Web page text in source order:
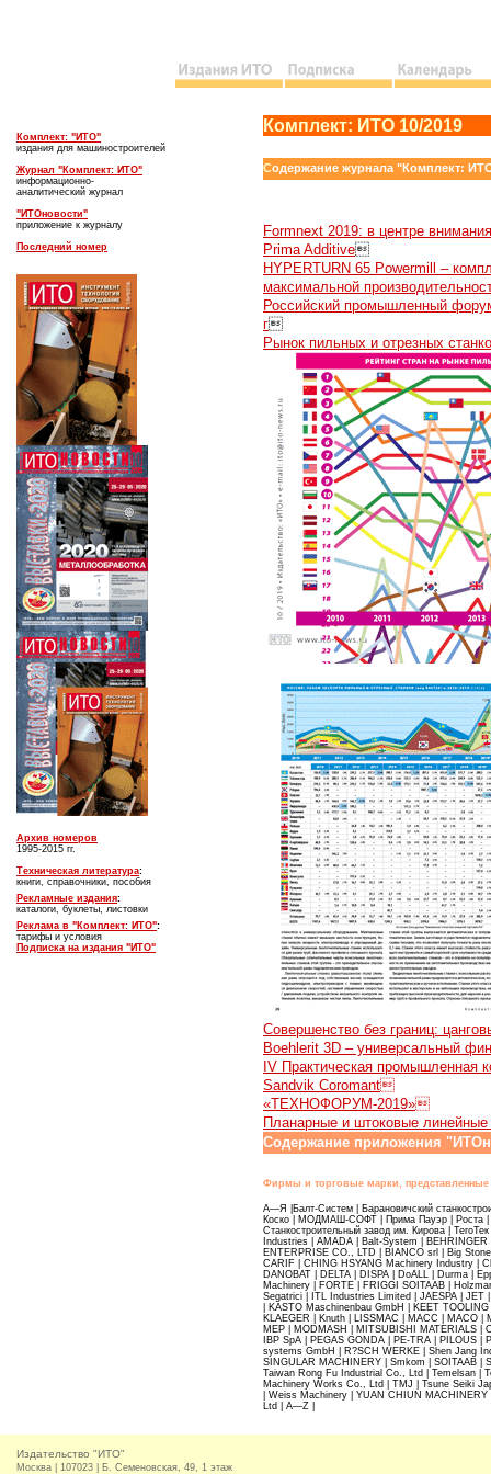
Комплект: "ИТО"
издания для машиностроителей
Журнал "Комплект: ИТО"
информационно-
аналитический журнал
"ИТОновости"
приложение к журналу
Последний номер
Архив номеров
1995-2015 гг.
Техническая литература:
книги, справочники, пособия
Рекламные издания:
каталоги, буклеты, листовки
Реклама в "Комплект: ИТО":
тарифы и условия
Подписка на издания "ИТО"
Комплект: ИТО 10/2019
Содержание журнала "Комплект:
Formnext 2019: в центре
Prima Additive
HYPERTURN 65 Powermill –
максимальной
Российский промышленный
г
Рынок пильных и отрезных
Совершенство без границ:
Boehlerit 3D – универсальный
IV Практическая промышленная
Sandvik Coromant
«ТЕХНОФОРУМ-2019»
Планарные и штоковые
Содержание приложения
Фирмы и торговые марки, представленные
A—Я |Балт-Систем | Барановичский
Коско | МОДМАШ-СОФТ | Прима Пауэр | Роста |
Станкостроительный завод им. Кирова |
Industries | AMADA | Balt-System |
ENTERPRISE CO., LTD | BIANCO srl | Big
CARIF | CHING HSYANG Machinery Industry |
DANOBAT | DELTA | DISPA | DoALL | Durma |
Machinery | FORTE | FRIGGI SOITAAB |
Segatrici | ITL Industries Limited | JAESPA |
| KASTO Maschinenbau GmbH | KEET
KLAEGER | Knuth | LISSMAC | MACC | MACO |
MEP | MODMASH | MITSUBISHI MATERIALS |
IBP SpA | PEGAS GONDA | PE-TRA | PILOUS
systems GmbH | R?SCH WERKE | Shen Jang
SINGULAR MACHINERY | Smkom | SOITAAB |
Taiwan Rong Fu Industrial Co., Ltd | Temelsan |
Machinery Works Co., Ltd | TMJ | Tsune Seiki
| Weiss Machinery | YUAN CHIUN
Ltd | A—Z |
Издательство "ИТО"
Москва | 107023 | Б. Семеновская, 49, 1 этаж